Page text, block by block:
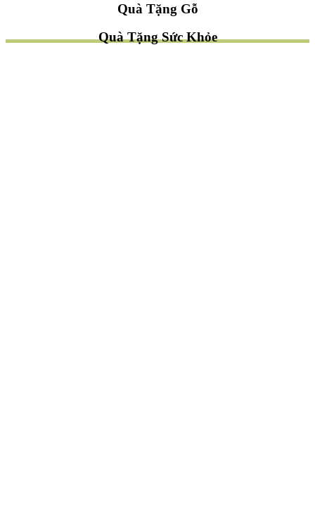
Quà Tặng Gỗ
Quà Tặng Sức Khỏe